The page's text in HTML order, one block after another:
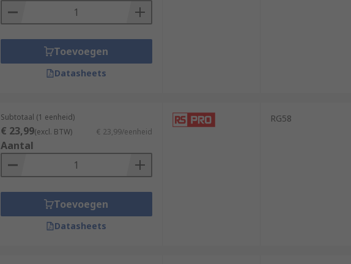
Toevoegen
Datasheets
Subtotaal (1 eenheid)
€ 23,99(excl. BTW) € 23,99/eenheid
Aantal
Toevoegen
Datasheets
RG58